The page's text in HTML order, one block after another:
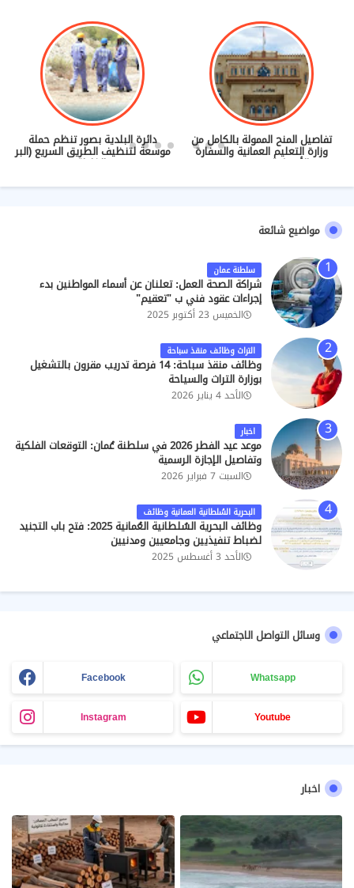
تفاصيل المنح الممولة بالكامل من
وزارة التعليم العمانية والسفارة
الأمريكية (2027/2028)
دائرة البلدية بصور تنظم حملة
موسعة لتنظيف الطريق السريع (البر
- الغليلة)
مواضيع شائعة
سلطنة عمان
شراكة الصحة العمل: تعلنان عن أسماء المواطنين بدء
إجراءات عقود فني ب "تعقيم"
الخميس 23 أكتوبر 2025
التراث وظائف منقذ سباحة
وظائف منقذ سباحة: 14 فرصة تدريب مقرون بالتشغيل
بوزارة التراث والسياحة
الأحد 4 يناير 2026
اخبار
موعد عيد الفطر 2026 في سلطنة عُمان: التوقعات الفلكية
وتفاصيل الإجازة الرسمية
السبت 7 فبراير 2026
البحرية السُلطانية العمانية وظائف
وظائف البحرية السُلطانية العُمانية 2025: فتح باب التجنيد
لضباط تنفيذيين وجامعيين ومدنيين
الأحد 3 أغسطس 2025
وسائل التواصل الاجتماعي
Facebook Whatsapp
Instagram Youtube
اخبار